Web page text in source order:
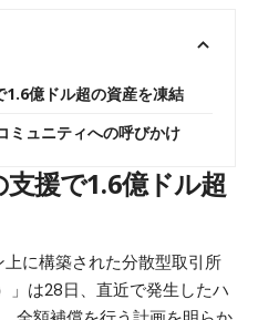
億ドル超の資産を凍結
ミュニティへの呼びかけ
援で1.6億ドル超
に構築された分散型取引所
」は28日、直近で発生したハ